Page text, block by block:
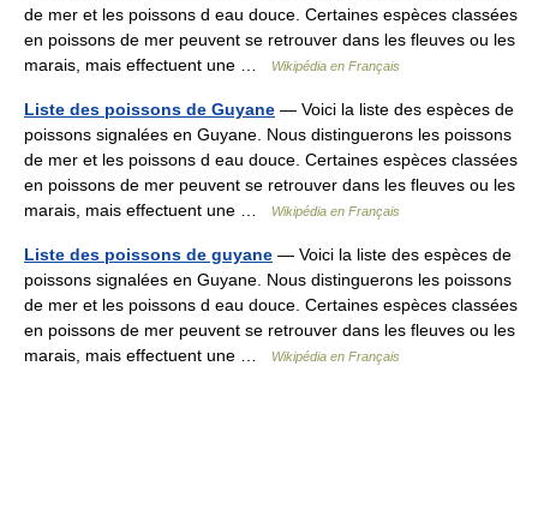
de mer et les poissons d eau douce. Certaines espèces classées
en poissons de mer peuvent se retrouver dans les fleuves ou les
marais, mais effectuent une …
Wikipédia en Français
Liste des poissons de Guyane — Voici la liste des espèces de
poissons signalées en Guyane. Nous distinguerons les poissons
de mer et les poissons d eau douce. Certaines espèces classées
en poissons de mer peuvent se retrouver dans les fleuves ou les
marais, mais effectuent une …
Wikipédia en Français
Liste des poissons de guyane — Voici la liste des espèces de
poissons signalées en Guyane. Nous distinguerons les poissons
de mer et les poissons d eau douce. Certaines espèces classées
en poissons de mer peuvent se retrouver dans les fleuves ou les
marais, mais effectuent une …
Wikipédia en Français